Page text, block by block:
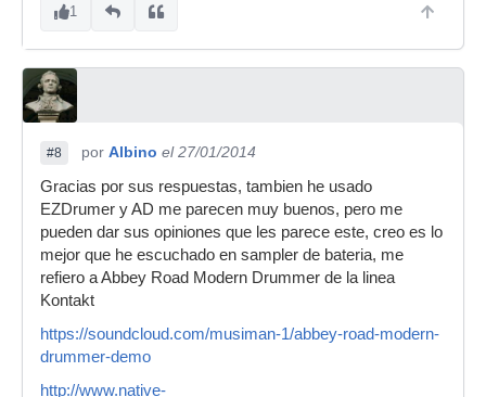
1
#8 por Albino el 27/01/2014
Gracias por sus respuestas, tambien he usado
EZDrumer y AD me parecen muy buenos, pero me
pueden dar sus opiniones que les parece este, creo es lo
mejor que he escuchado en sampler de bateria, me
refiero a Abbey Road Modern Drummer de la linea
Kontakt
https://soundcloud.com/musiman-1/abbey-road-modern-
drummer-demo
http://www.native-